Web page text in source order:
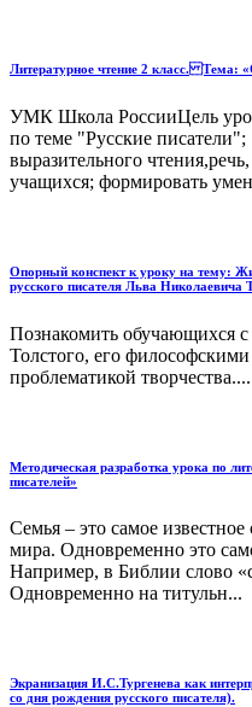
Литературное чтение 2 класс. Тема:
УМК Школа РоссииЦель
по теме "Русские
выразительного
учащихся; формировать
Опорный конспект к уроку на тему:
русского писателя Льва Николаевича
Познакомить обучающихся
Толстого, его
проблематикой творчества....
Методическая разработка урока по
писателей»
Семья – это самое
мира. Одновременно это
Например, в Библии слово
Одновременно на титульн...
Экранизация И.С.Тургенева как
со дня рождения русского писателя).